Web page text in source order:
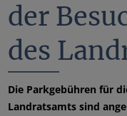
der
des
Die Parkgebühren für
Landratsamts sind